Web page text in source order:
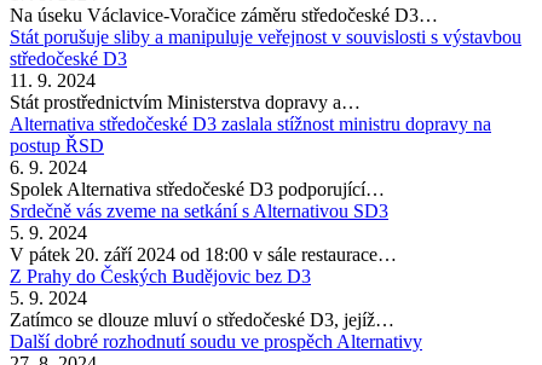
Na úseku Václavice-Voračice záměru středočeské D3…
Stát porušuje sliby a manipuluje veřejnost v souvislosti s výstavbou
středočeské D3
11. 9. 2024
Stát prostřednictvím Ministerstva dopravy a…
Alternativa středočeské D3 zaslala stížnost ministru dopravy na
postup ŘSD
6. 9. 2024
Spolek Alternativa středočeské D3 podporující…
Srdečně vás zveme na setkání s Alternativou SD3
5. 9. 2024
V pátek 20. září 2024 od 18:00 v sále restaurace…
Z Prahy do Českých Budějovic bez D3
5. 9. 2024
Zatímco se dlouze mluví o středočeské D3, jejíž…
Další dobré rozhodnutí soudu ve prospěch Alternativy